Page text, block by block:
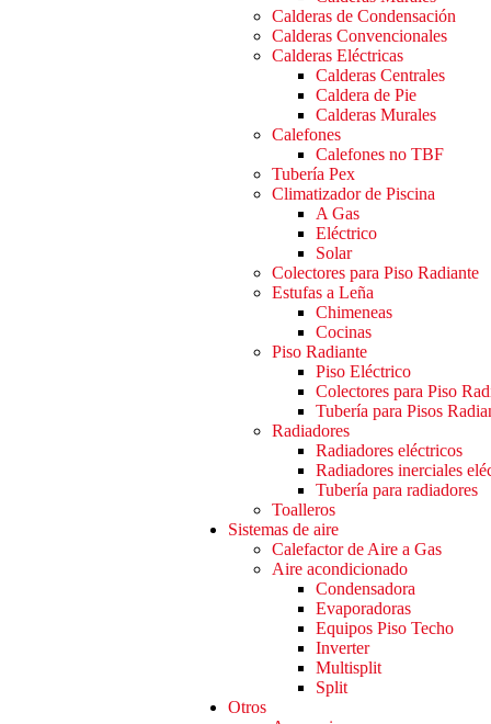
Calderas de Condensación
Calderas Convencionales
Calderas Eléctricas
Calderas Centrales
Caldera de Pie
Calderas Murales
Calefones
Calefones no TBF
Tubería Pex
Climatizador de Piscina
A Gas
Eléctrico
Solar
Colectores para Piso Radiante
Estufas a Leña
Chimeneas
Cocinas
Piso Radiante
Piso Eléctrico
Colectores para Piso
Tubería para Pisos
Radiadores
Radiadores eléctricos
Radiadores inerciales
Tubería para radiadores
Toalleros
Sistemas de aire
Calefactor de Aire a Gas
Aire acondicionado
Condensadora
Evaporadoras
Equipos Piso Techo
Inverter
Multisplit
Split
Otros